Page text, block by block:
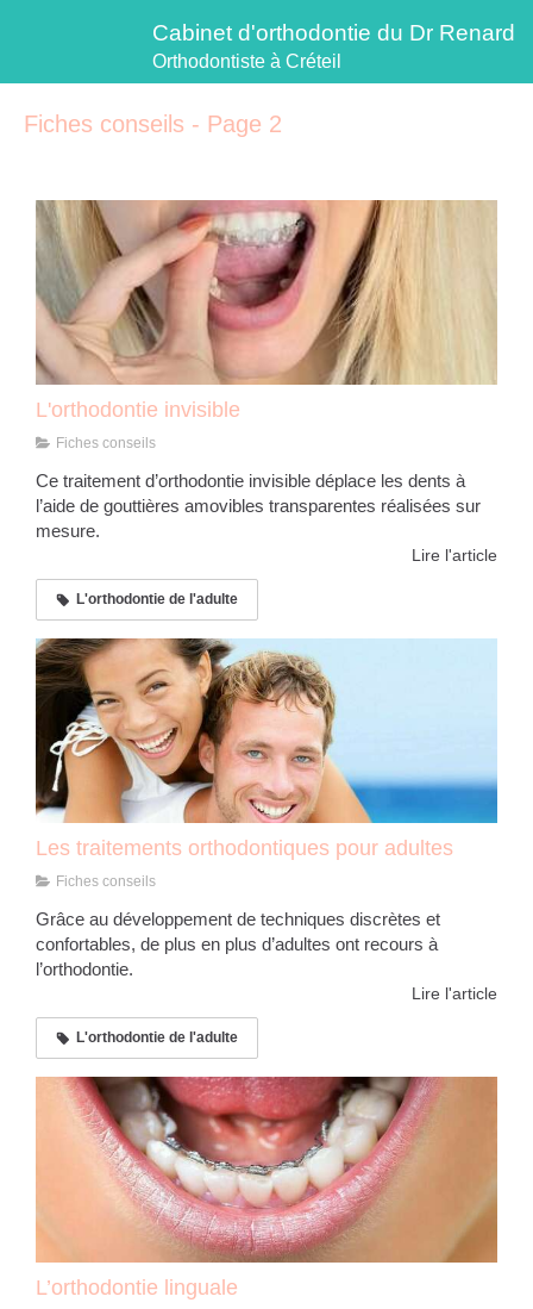
Cabinet d'orthodontie du Dr Renard
Orthodontiste à Créteil
Fiches conseils - Page 2
L'orthodontie invisible
Fiches conseils
Ce traitement d’orthodontie invisible déplace les dents à
l’aide de gouttières amovibles transparentes réalisées sur
mesure.
Lire l'article
L'orthodontie de l'adulte
Les traitements orthodontiques pour adultes
Fiches conseils
Grâce au développement de techniques discrètes et
confortables, de plus en plus d’adultes ont recours à
l’orthodontie.
Lire l'article
L'orthodontie de l'adulte
L’orthodontie linguale